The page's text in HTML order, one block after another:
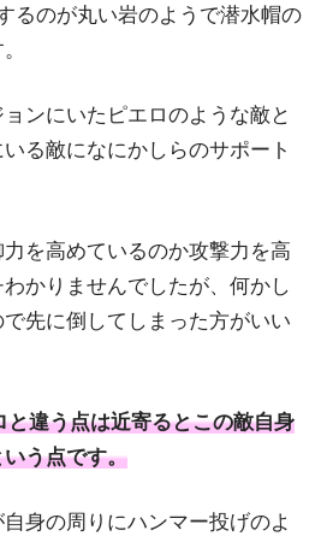
るのが丸い岩のようで潜水帽の
ンにいたピエロのような敵と
る敵になにかしらのサポート
を高めているのか攻撃力を高
かりませんでしたが、何かし
先に倒してしまった方がいい
と違う点は近寄るとこの敵自身
う点です。
身の周りにハンマー投げのよ